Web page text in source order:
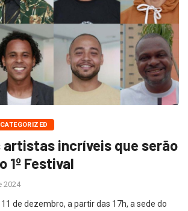
artistas incríveis que serão
1º Festival
2024
de dezembro, a partir das 17h, a sede do